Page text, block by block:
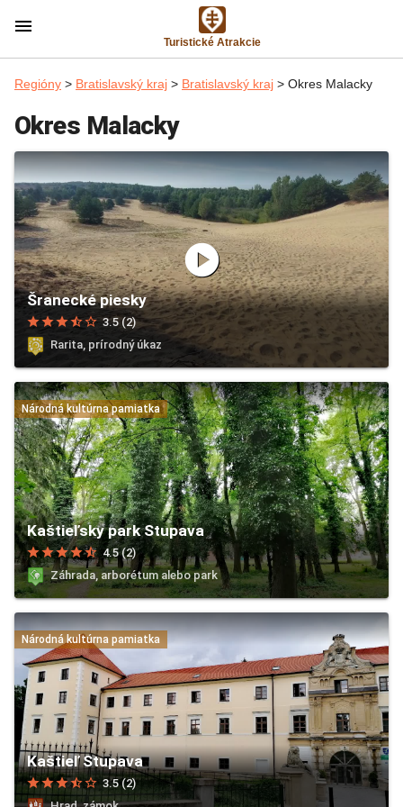
menu
Turistické Atrakcie
Regióny > Bratislavský kraj > Bratislavský kraj > Okres Malacky
Okres Malacky
play_circle
Šranecké piesky
starstarstarstar_halfstar_border 3.5 (2)
Rarita, prírodný úkaz
Národná kultúrna pamiatka
Kaštieľsky park Stupava
starstarstarstarstar_half 4.5 (2)
Záhrada, arborétum alebo park
Národná kultúrna pamiatka
Kaštieľ Stupava
starstarstarstar_halfstar_border 3.5 (2)